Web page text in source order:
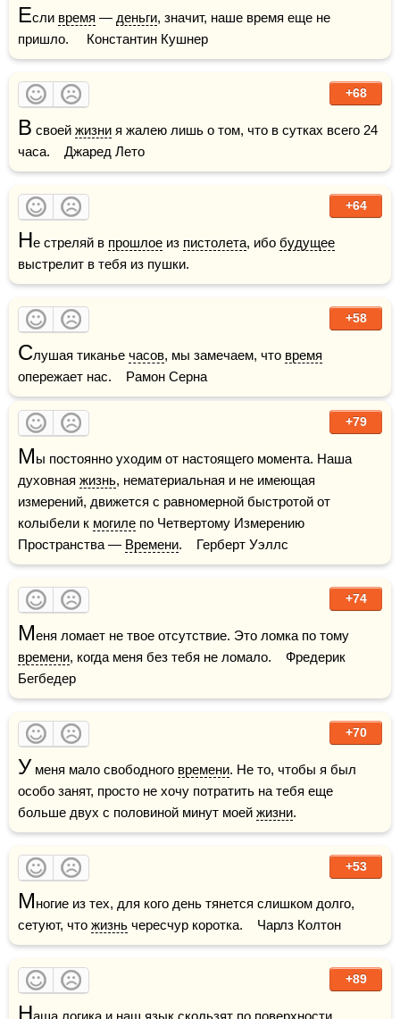
Если время — деньги, значит, наше время еще не
пришло.     Константин Кушнер
+68
В своей жизни я жалею лишь о том, что в сутках всего 24
часа.    Джаред Лето
+64
Не стреляй в прошлое из пистолета, ибо будущее
выстрелит в тебя из пушки.
+58
Слушая тиканье часов, мы замечаем, что время
опережает нас.    Рамон Серна
+79
Мы постоянно уходим от настоящего момента. Наша
духовная жизнь, нематериальная и не имеющая
измерений, движется с равномерной быстротой от
колыбели к могиле по Четвертому Измерению
Пространства — Времени.    Герберт Уэллс
+74
М
времени, когда меня без тебя не ломало.    Фредерик
Бегбедер
+70
У меня мало свободного времени. Не то, чтобы я был
особо занят, просто не хочу потратить на тебя еще
больше двух с половиной минут моей жизни.
+53
Многие из тех, для кого день тянется слишком долго,
сетуют, что жизнь чересчур коротка.    Чарлз Колтон
+89
Наша логика и наш язык